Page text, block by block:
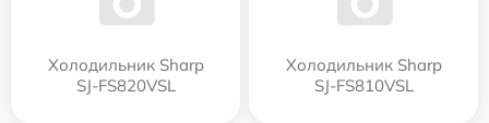
Холодильник Sharp
SJ-FS820VSL
Холодильник Sharp
SJ-FS810VSL